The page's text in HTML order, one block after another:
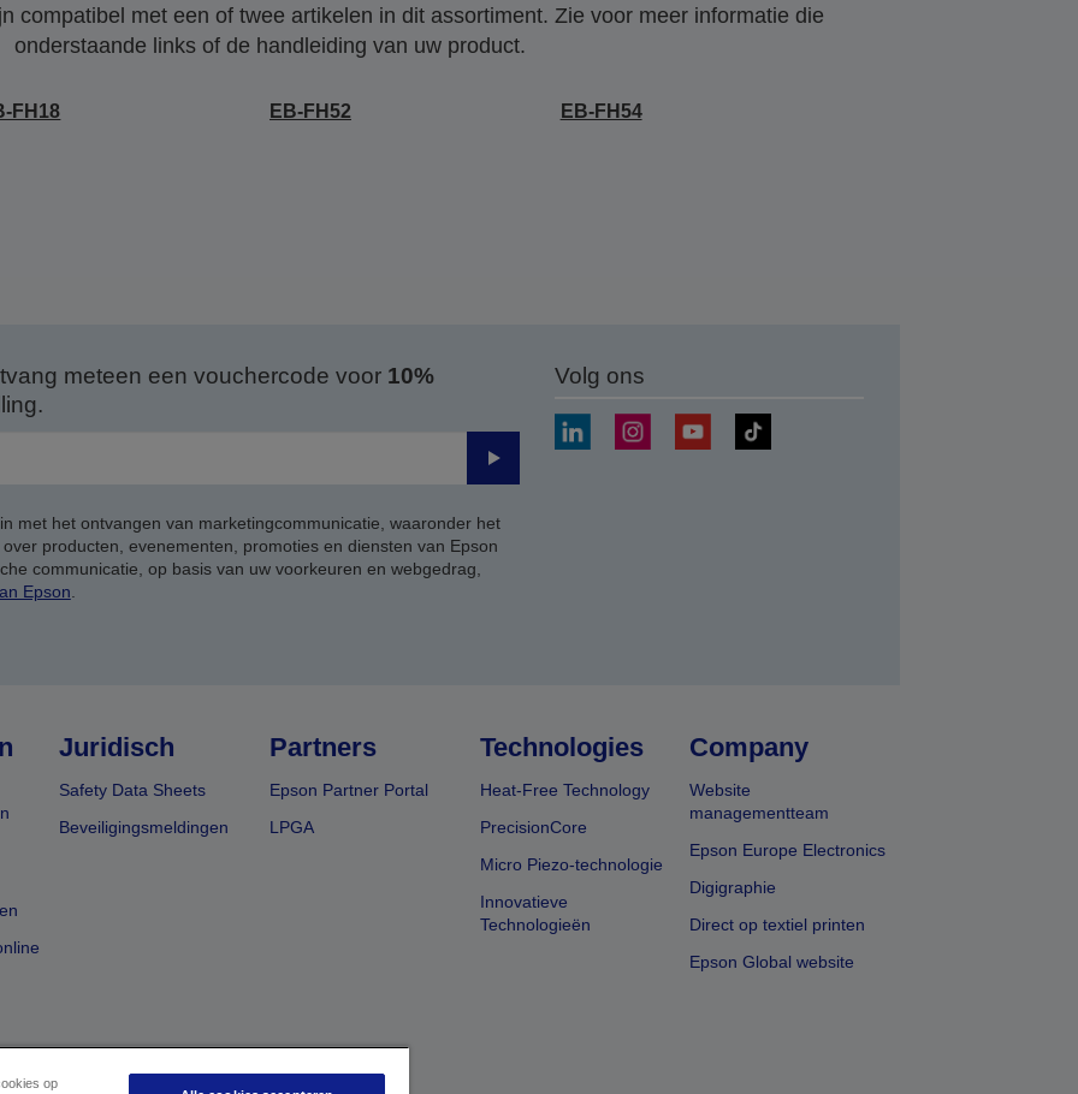
compatibel met een of twee artikelen in dit assortiment. Zie voor meer informatie die
onderstaande links of de handleiding van uw product.
FH18 EB-FH52 EB-FH54
meteen een vouchercode voor 10%
Verzenden
met het ontvangen van marketingcommunicatie, waaronder het
producten, evenementen, promoties en diensten van Epson
communicatie, op basis van uw voorkeuren en webgedrag,
Epson
Volg ons
Juridisch
Safety Data Sheets
Beveiligingsmeldingen
Partners
Epson Partner Portal
LPGA
Technologies
Heat-Free Technology
PrecisionCore
Micro Piezo-technologie
Innovatieve
Technologieën
Company
Website
managementteam
Epson Europe Electronics
Digigraphie
Direct op textiel printen
Epson Global website
op